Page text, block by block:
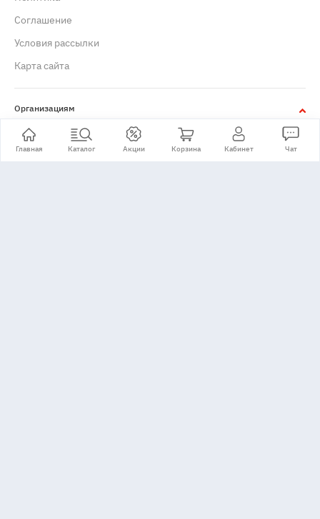
Главная Каталог Акции Корзина Кабинет Чат
Cоглашение
Условия рассылки
Карта сайта
Организациям
Юридическим лицам